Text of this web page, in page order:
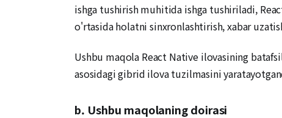
ishga tushirish muhitida ishga tushiriladi,
o'rtasida holatni sinxronlashtirish, xabar
Ushbu maqola React Native ilovasining
asosidagi gibrid ilova tuzilmasini
b. Ushbu maqolaning doirasi